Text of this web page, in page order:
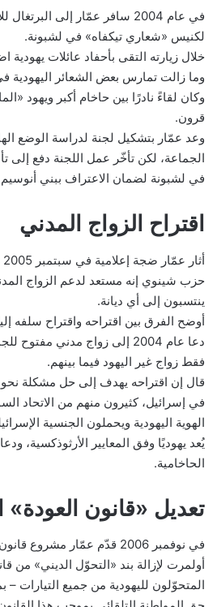
في عام 2004 سافر عمّار إلى
لكنيس «شعاري تيكفاه» في لشبونة.
خلال زيارته التقى بأحفاد عائلات
وما زالت تمارس بعض الشعائر اليهودية
وكان لقاءً نادرًا بين حاخام أكبر ويهود
قرون.
وعد عمّار بتشكيل لجنة لدراسة الوضع
الجماعة، لكن تأخّر عمل اللجنة دفع إلى
في لشبونة لضمان الاعتراف ببني أنوسيم
اقتراح الزواج المدني
حزب شينوي إنه مستعد لدعم الزواج
ينتسبون إلى أي ديانة.
أوضح الفرق بين اقتراحه واقتراح سلفه
دعا عام 2004 إلى زواج مدني
فقط زواج غير اليهود فيما بينهم.
في إسرائيل، كثيرون منهم من الاتحاد
الهوية اليهودية ويحملون الجنسية
يُعد يهوديًا وفق المعايير الأرثوذكسية،
الحاخامية.
تعديل «قانون العودة»
في نوفمبر 2006 قدّم عمّار
أولمرت لإزالة بند «التحوّل الديني» من
المتحوّلون لليهودية من جميع التيارات –